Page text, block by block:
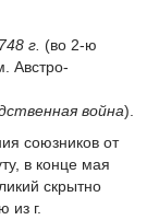
г. (во 2-ю
Австро-
война).
союзников от
в конце мая
скрытно
из г.